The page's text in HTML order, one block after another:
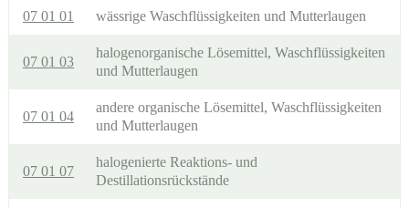
07 01 01 wässrige Waschflüssigkeiten und Mutterlaugen
07 01 03
halogenorganische Lösemittel, Waschflüssigkeiten
und Mutterlaugen
07 01 04
andere organische Lösemittel, Waschflüssigkeiten
und Mutterlaugen
07 01 07
halogenierte Reaktions- und
Destillationsrückstände